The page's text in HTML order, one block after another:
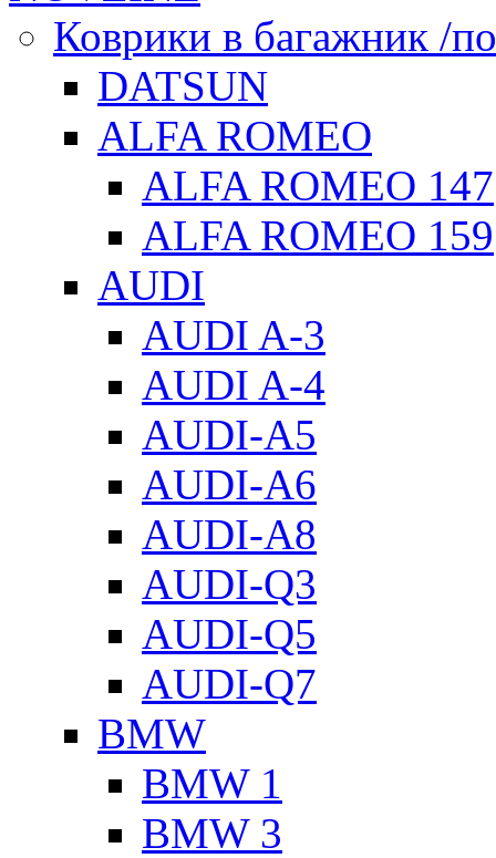
Коврики в багажник /
DATSUN
ALFA ROMEO
ALFA ROMEO 147
ALFA ROMEO 159
AUDI
AUDI A-3
AUDI A-4
AUDI-A5
AUDI-A6
AUDI-A8
AUDI-Q3
AUDI-Q5
AUDI-Q7
BMW
BMW 1
BMW 3